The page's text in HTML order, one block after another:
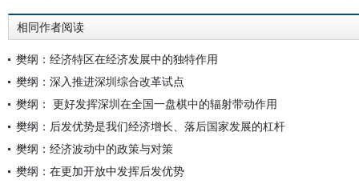
相同作者阅读
樊纲：经济特区在经济发展中的独特作用
樊纲：深入推进深圳综合改革试点
樊纲： 更好发挥深圳在全国一盘棋中的辐射带动作用
樊纲：后发优势是我们经济增长、落后国家发展的杠杆
樊纲：经济波动中的政策与对策
樊纲：在更加开放中发挥后发优势